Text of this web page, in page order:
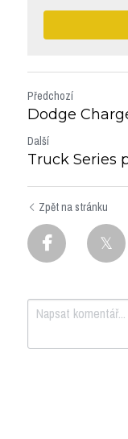
Předchozí
Dodge
Další
Truck Series
Zpět na stránku